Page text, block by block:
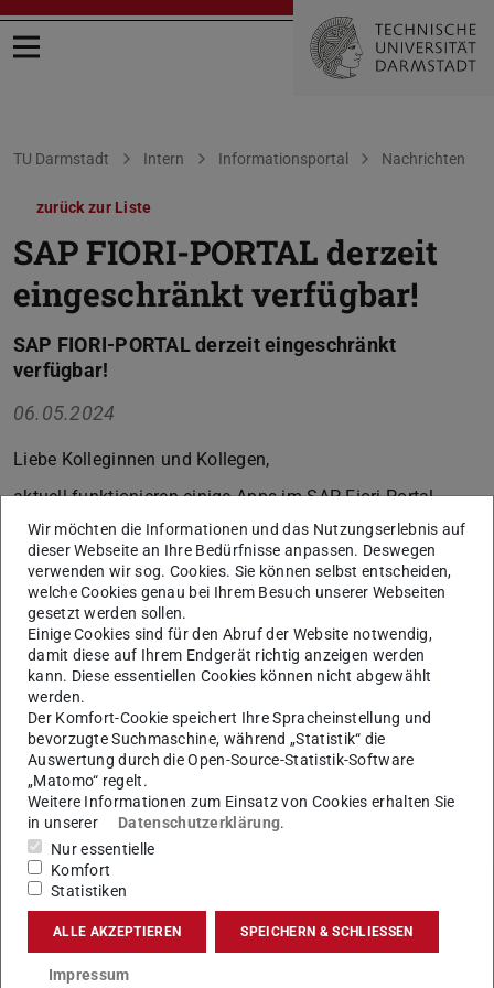
Menü öffnen
Sie befinden sich hier:
TU Darmstadt Intern Informationsportal Nachrichten
zurück zur Liste
SAP FIORI-PORTAL derzeit
eingeschränkt verfügbar!
SAP FIORI-PORTAL derzeit eingeschränkt
verfügbar!
06.05.2024
Liebe Kolleginnen und Kollegen,
aktuell funktionieren einige Apps im SAP Fiori-Portal
nicht.
An der Fehlerbehebung wird bereits mit Hochdruck
gearbeitet.
Wir bitten um Ihr Verständnis!
Mit freundlichen Grüßen
SAP Anwendungen
KONTAKT
Tags
Wir möchten die Informationen und das Nutzungserlebnis auf
dieser Webseite an Ihre Bedürfnisse anpassen. Deswegen
verwenden wir sog. Cookies. Sie können selbst entscheiden,
welche Cookies genau bei Ihrem Besuch unserer Webseiten
gesetzt werden sollen.
Einige Cookies sind für den Abruf der Website notwendig,
damit diese auf Ihrem Endgerät richtig anzeigen werden
kann. Diese essentiellen Cookies können nicht abgewählt
werden.
Der Komfort-Cookie speichert Ihre Spracheinstellung und
bevorzugte Suchmaschine, während „Statistik“ die
Auswertung durch die Open-Source-Statistik-Software
„Matomo“ regelt.
Weitere Informationen zum Einsatz von Cookies erhalten Sie
in unserer
Datenschutzerklärung.
Nur essentielle
Komfort
Statistiken
ALLE AKZEPTIEREN SPEICHERN & SCHLIESSEN
Impressum